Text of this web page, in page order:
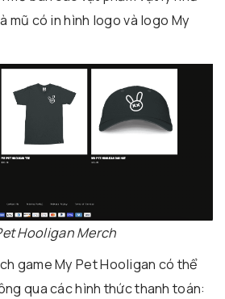
mũ có in hình logo và logo My
Hooligan Merch
game My Pet Hooligan có thể
qua các hình thức thanh toán: